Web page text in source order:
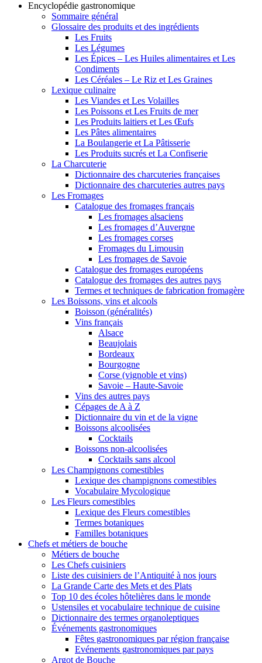
Encyclopédie gastronomique
Sommaire général
Glossaire des produits et des ingrédients
Les Fruits
Les Légumes
Les Épices – Les Huiles alimentaires et Les
Condiments
Les Céréales – Le Riz et Les Graines
Lexique culinaire
Les Viandes et Les Volailles
Les Poissons et Les Fruits de mer
Les Produits laitiers et Les Œufs
Les Pâtes alimentaires
La Boulangerie et La Pâtisserie
Les Produits sucrés et La Confiserie
La Charcuterie
Dictionnaire des charcuteries françaises
Dictionnaire des charcuteries autres pays
Les Fromages
Catalogue des fromages français
Les fromages alsaciens
Les fromages d’Auvergne
Les fromages corses
Fromages du Limousin
Les fromages de Savoie
Catalogue des fromages européens
Catalogue des fromages des autres pays
Termes et techniques de fabrication fromagère
Les Boissons, vins et alcools
Boisson (généralités)
Vins français
Alsace
Beaujolais
Bordeaux
Bourgogne
Corse (vignoble et vins)
Savoie – Haute-Savoie
Vins des autres pays
Cépages de A à Z
Dictionnaire du vin et de la vigne
Boissons alcoolisées
Cocktails
Boissons non-alcoolisées
Cocktails sans alcool
Les Champignons comestibles
Lexique des champignons comestibles
Vocabulaire Mycologique
Les Fleurs comestibles
Lexique des Fleurs comestibles
Termes botaniques
Familles botaniques
Chefs et métiers de bouche
Métiers de bouche
Les Chefs cuisiniers
Liste des cuisiniers de l’Antiquité à nos jours
La Grande Carte des Mets et des Plats
Top 10 des écoles hôtelières dans le monde
Ustensiles et vocabulaire technique de cuisine
Dictionnaire des termes organoleptiques
Événements gastronomiques
Fêtes gastronomiques par région française
Evénements gastronomiques par pays
Argot de Bouche